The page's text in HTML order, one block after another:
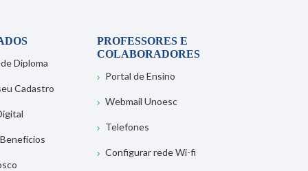
Diploma
Cadastro
PROFESSORES E
COLABORADORES
Portal de Ensino
Webmail Unoesc
Telefones
Configurar rede Wi-fi